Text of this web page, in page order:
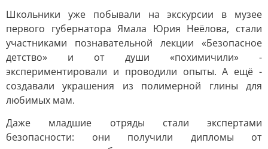
Школьники уже побывали на экскурсии в музее
первого губернатора Ямала Юрия Неёлова, стали
участниками познавательной лекции «Безопасное
детство» и от души «похимичили» -
экспериментировали и проводили опыты. А ещё -
создавали украшения из полимерной глины для
любимых мам.
Даже младшие отряды стали экспертами
безопасности: они получили дипломы от